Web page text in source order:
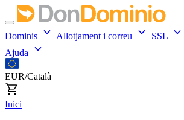
Dominis Allotjament i correu SSL
Ajuda
EUR/Català
Inici